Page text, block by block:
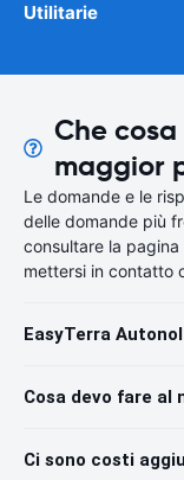
Utilitarie
Che
maggior
Le domande e le
delle domande più
consultare la
mettersi in contatto
EasyTerra
Cosa devo fare al
Ci sono costi